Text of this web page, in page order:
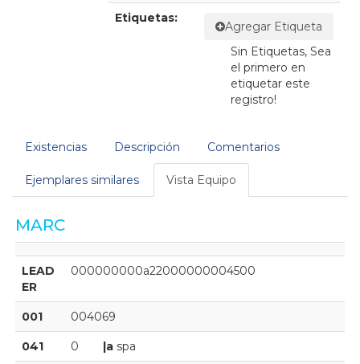
Etiquetas:
Agregar Etiqueta
Sin Etiquetas, Sea
el primero en
etiquetar este
registro!
Existencias Descripción Comentarios
Ejemplares similares Vista Equipo
MARC
LEAD
ER
000000000a22000000004500
001 004069
041 0 |a spa